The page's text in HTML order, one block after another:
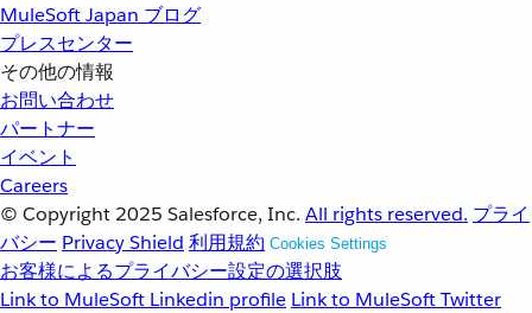
MuleSoft Japan ブログ
プレスセンター
その他の情報
お問い合わせ
パートナー
イベント
Careers
© Copyright 2025 Salesforce, Inc. All rights reserved. プライ
バシー Privacy Shield 利用規約 Cookies Settings
お客様によるプライバシー設定の選択肢
Link to MuleSoft Linkedin profile Link to MuleSoft Twitter